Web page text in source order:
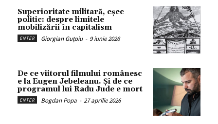
Superioritate militară, eșec
politic: despre limitele
mobilizării în capitalism
ENTER Giorgian Guțoiu - 9 iunie 2026
De ce viitorul filmului românesc
e la Eugen Jebeleanu. Și de ce
programul lui Radu Jude e mort
ENTER Bogdan Popa - 27 aprilie 2026